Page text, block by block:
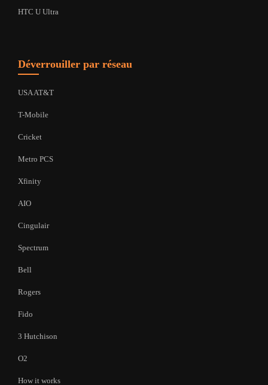
HTC U Ultra
Déverrouiller par réseau
USA AT&T
T-Mobile
Cricket
Metro PCS
Xfinity
AIO
Cingulair
Spectrum
Bell
Rogers
Fido
3 Hutchison
O2
How it works